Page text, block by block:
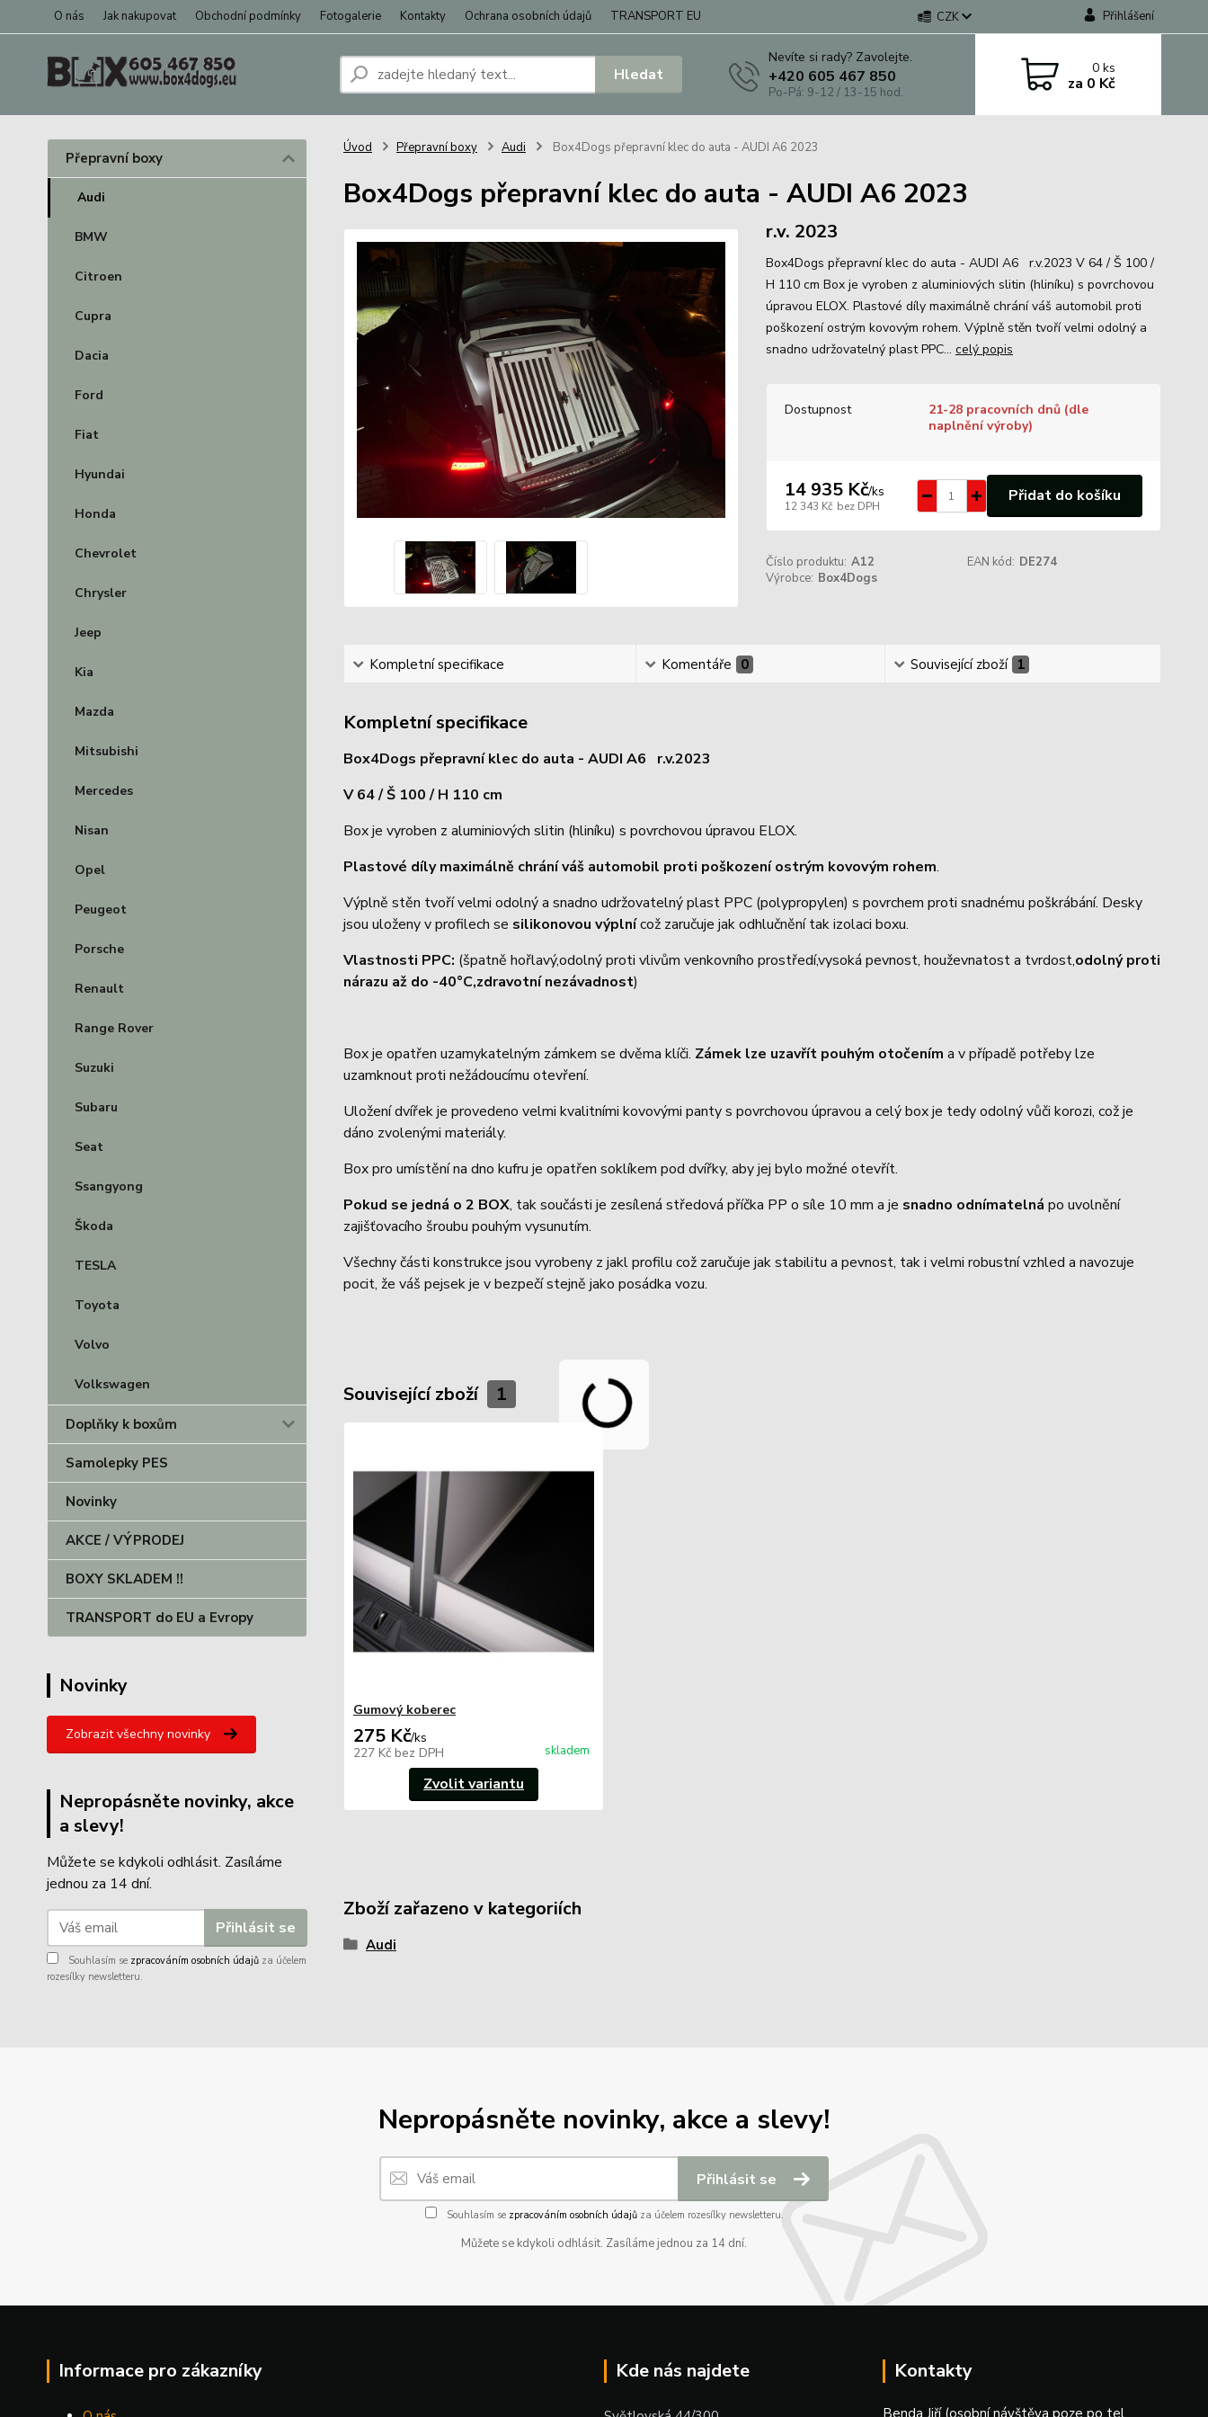
O nás Jak nakupovat Obchodní podmínky Fotogalerie Kontakty Ochrana osobních údajů TRANSPORT EU CZK Přihlášení
Hledat
Nevíte si rady? Zavolejte.
+420 605 467 850
Po-Pá: 9-12 / 13-15 hod.
0ks
za 0 Kč
Přepravní boxy
Audi
BMW
Citroen
Cupra
Dacia
Ford
Fiat
Hyundai
Honda
Chevrolet
Chrysler
Jeep
Kia
Mazda
Mitsubishi
Mercedes
Nisan
Opel
Peugeot
Porsche
Renault
Range Rover
Suzuki
Subaru
Seat
Ssangyong
Škoda
TESLA
Toyota
Volvo
Volkswagen
Doplňky k boxům
Samolepky PES
Novinky
AKCE / VÝPRODEJ
BOXY SKLADEM !!
TRANSPORT do EU a Evropy
Novinky
Zobrazit všechny novinky
Nepropásněte novinky, akce
a slevy!
Můžete se kdykoli odhlásit. Zasíláme
jednou za 14 dní.
Přihlásit se
Souhlasím se zpracováním osobních údajů za účelem
rozesílky newsletteru.
Úvod Přepravní boxy Audi Box4Dogs přepravní klec do auta - AUDI A6 2023
Box4Dogs přepravní klec do auta - AUDI A6 2023
r.v. 2023
Box4Dogs přepravní klec do auta - AUDI A6 r.v.2023 V 64 / Š 100 /
H 110 cm Box je vyroben z aluminiových slitin (hliníku) s povrchovou
úpravou ELOX. Plastové díly maximálně chrání váš automobil proti
poškození ostrým kovovým rohem. Výplně stěn tvoří velmi odolný a
snadno udržovatelný plast PPC... celý popis
Dostupnost
21-28 pracovních dnů (dle
naplnění výroby)
14 935 Kč/ks
12 343 Kč bez DPH
Přidat do košíku
Číslo produktu: A12 EAN kód: DE274
Výrobce: Box4Dogs
Kompletní specifikace Komentáře 0 Související zboží 1
Kompletní specifikace
Box4Dogs přepravní klec do auta - AUDI A6 r.v.2023
V 64 / Š 100 / H 110 cm
Box je vyroben z aluminiových slitin (hliníku) s povrchovou úpravou ELOX.
Plastové díly maximálně chrání váš automobil proti poškození ostrým kovovým rohem.
Výplně stěn tvoří velmi odolný a snadno udržovatelný plast PPC (polypropylen) s povrchem proti snadnému poškrábání. Desky
jsou uloženy v profilech se silikonovou výplnícož zaručuje jak odhlučnění tak izolaci boxu.
Vlastnosti PPC: (špatně hořlavý,odolný proti vlivům venkovního prostředí,vysoká pevnost, houževnatost a tvrdost,odolný proti
nárazu až do -40°C,zdravotní nezávadnost)
Box je opatřen uzamykatelným zámkem se dvěma klíči. Zámek lze uzavřít pouhým otočením a v případě potřeby lze
uzamknout proti nežádoucímu otevření.
Uložení dvířek je provedeno velmi kvalitními kovovými panty s povrchovou úpravou a celý box je tedy odolný vůči korozi, což je
dáno zvolenými materiály.
Box pro umístění na dno kufru je opatřen soklíkem pod dvířky, aby jej bylo možné otevřít.
Pokud se jedná o 2 BOX, tak součásti je zesílená středová příčka PP o síle 10 mm a je snadno odnímatelná po uvolnění
zajišťovacího šroubu pouhým vysunutím.
Všechny části konstrukce jsou vyrobeny z jakl profilu což zaručuje jak stabilitu a pevnost, tak i velmi robustní vzhled a navozuje
pocit, že váš pejsek je v bezpečí stejně jako posádka vozu.
Související zboží 1
Gumový koberec
275 Kč/ks
227 Kč bez DPH skladem
Zvolit variantu
Zboží zařazeno v kategoriích
Audi
Nepropásněte novinky, akce a slevy!
Přihlásit se
Souhlasím se zpracováním osobních údajůza účelem rozesílky newsletteru.
Můžete se kdykoli odhlásit. Zasíláme jednou za 14 dní.
Informace pro zákazníky Kde nás najdete Kontakty
Benda Jiří (osobní návštěva poze po tel.